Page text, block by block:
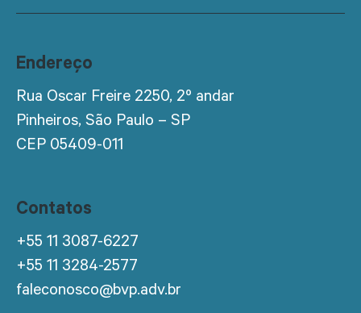
Endereço
Rua Oscar Freire 2250, 2º andar
Pinheiros, São Paulo – SP
CEP 05409-011
Contatos
+55 11 3087-6227
+55 11 3284-2577
faleconosco@bvp.adv.br